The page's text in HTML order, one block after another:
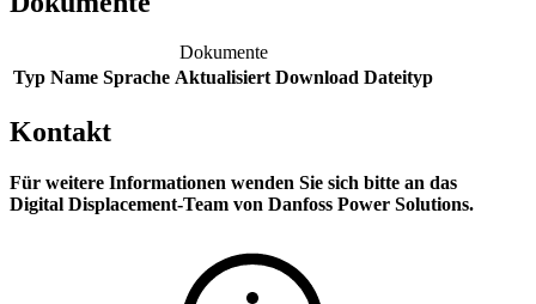
Dokumente
Typ Name Sprache Aktualisiert Download Dateityp
Kontakt
Für weitere Informationen wenden Sie sich bitte an das
Digital Displacement-Team von Danfoss Power Solutions.